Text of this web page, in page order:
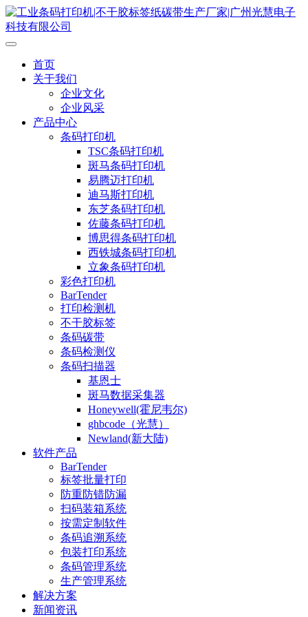
首页
关于我们
企业文化
企业风采
产品中心
条码打印机
TSC条码打印机
斑马条码打印机
易腾迈打印机
迪马斯打印机
东芝条码打印机
佐藤条码打印机
博思得条码打印机
西铁城条码打印机
立象条码打印机
彩色打印机
BarTender
打印检测机
不干胶标签
条码碳带
条码检测仪
条码扫描器
基恩士
斑马数据采集器
Honeywell(霍尼韦尔)
ghbcode（光慧）
Newland(新大陆)
软件产品
BarTender
标签批量打印
防重防错防漏
扫码装箱系统
按需定制软件
条码追溯系统
包装打印系统
条码管理系统
生产管理系统
解决方案
新闻资讯